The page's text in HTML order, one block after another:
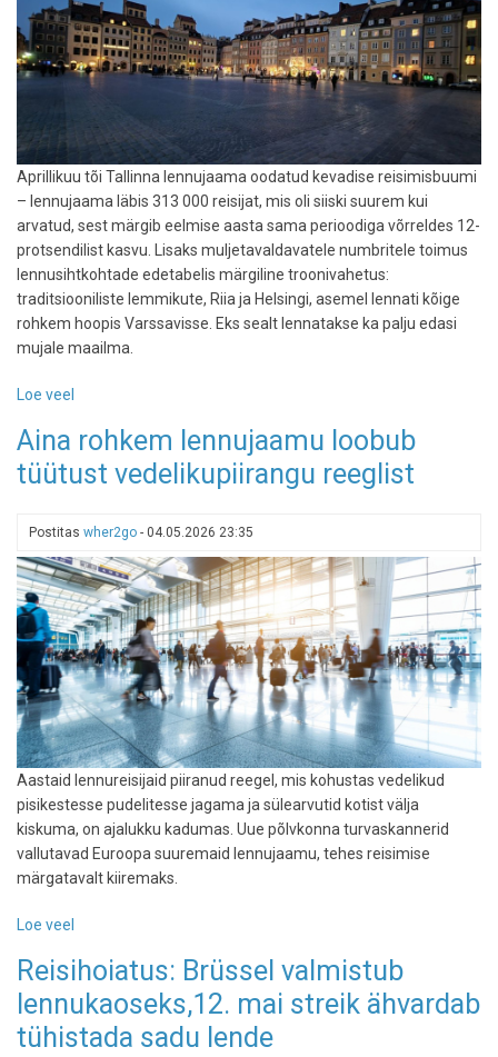
Aprillikuu tõi Tallinna lennujaama oodatud kevadise reisimisbuumi
– lennujaama läbis 313 000 reisijat, mis oli siiski suurem kui
arvatud, sest märgib eelmise aasta sama perioodiga võrreldes 12-
protsendilist kasvu. Lisaks muljetavaldavatele numbritele toimus
lennusihtkohtade edetabelis märgiline troonivahetus:
traditsiooniliste lemmikute, Riia ja Helsingi, asemel lennati kõige
rohkem hoopis Varssavisse. Eks sealt lennatakse ka palju edasi
mujale maailma.
Loe veel
lennujaama
reisijate
aprillis
võimsa
hüppe
ja
uueks
tippsihtkohaks
sai
Varssavi
Aina rohkem lennujaamu loobub
tüütust vedelikupiirangu reeglist
Postitas wher2go - 04.05.2026 23:35
Aastaid lennureisijaid piiranud reegel, mis kohustas vedelikud
pisikestesse pudelitesse jagama ja sülearvutid kotist välja
kiskuma, on ajalukku kadumas. Uue põlvkonna turvaskannerid
vallutavad Euroopa suuremaid lennujaamu, tehes reisimise
märgatavalt kiiremaks.
Loe veel
rohkem
lennujaamu
loobub
tüütust
Reisihoiatus: Brüssel valmistub
lennukaoseks,12. mai streik ähvardab
tühistada sadu lende